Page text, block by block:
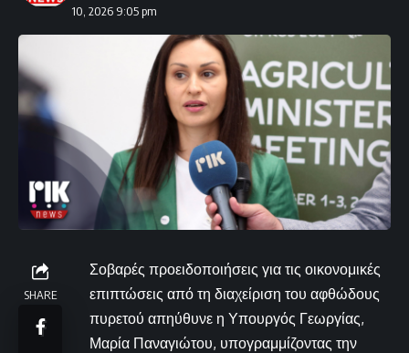
10, 2026 9:05 pm
SHARE
Σοβαρές προειδοποιήσεις για τις οικονομικές
επιπτώσεις από τη διαχείριση του αφθώδους
πυρετού απηύθυνε η Υπουργός Γεωργίας,
Μαρία Παναγιώτου, υπογραμμίζοντας την